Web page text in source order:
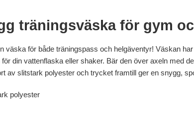
träningsväska för gym
väska för både träningspass och helgäventyr! Väskan
din vattenflaska eller shaker. Bär den över axeln med
av slitstark polyester och trycket framtill ger en snygg,
polyester